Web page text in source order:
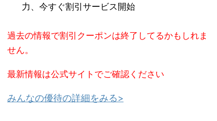
力、今すぐ割引サービス開始
過去の情報で割引クーポンは終了してるかもしれま
せん。
最新情報は公式サイトでご確認ください
みんなの優待の詳細をみる>